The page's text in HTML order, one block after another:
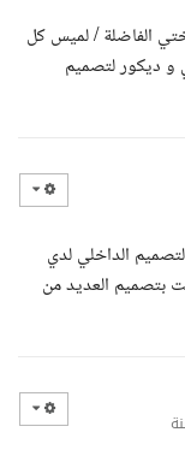
الفاضلة / لميس كل
و ديكور لتصميم
الداخلي لدي
وقمت بتصميم العديد من